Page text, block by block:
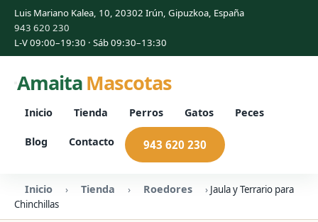
Luis Mariano Kalea, 10, 20302 Irún, Gipuzkoa, España
943 620 230
L-V 09:00–19:30 · Sáb 09:30–13:30
AmaitaMascotas
Inicio Tienda Perros Gatos Peces
Blog Contacto 943 620 230
Inicio › Tienda › Roedores › Jaula y Terrario para
Chinchillas